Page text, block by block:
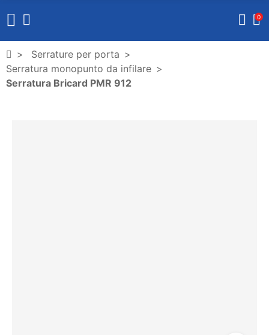
0
Serrature per porta
Serratura monopunto da infilare
Serratura Bricard PMR 912